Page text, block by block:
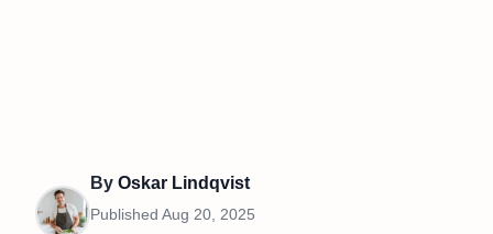
By Oskar Lindqvist
Published Aug 20, 2025